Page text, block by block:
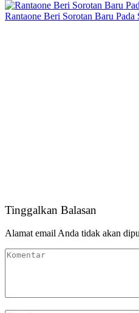
Rantaone Beri Sorotan Baru
Tinggalkan Balasan
Alamat email Anda tidak akan